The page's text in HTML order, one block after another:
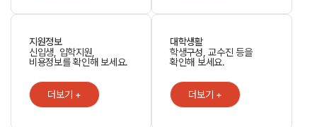
지원정보
신입생, 입학지원,
비용정보를 확인해 보세요.
더보기 +
대학생활
학생구성, 교수진 등을
확인해 보세요.
더보기 +